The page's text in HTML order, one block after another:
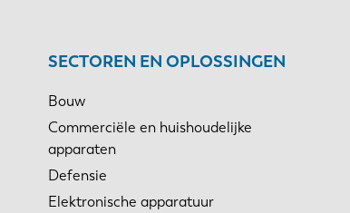
SECTOREN EN OPLOSSINGEN
Bouw
Commerciële en huishoudelijke
apparaten
Defensie
Elektronische apparatuur